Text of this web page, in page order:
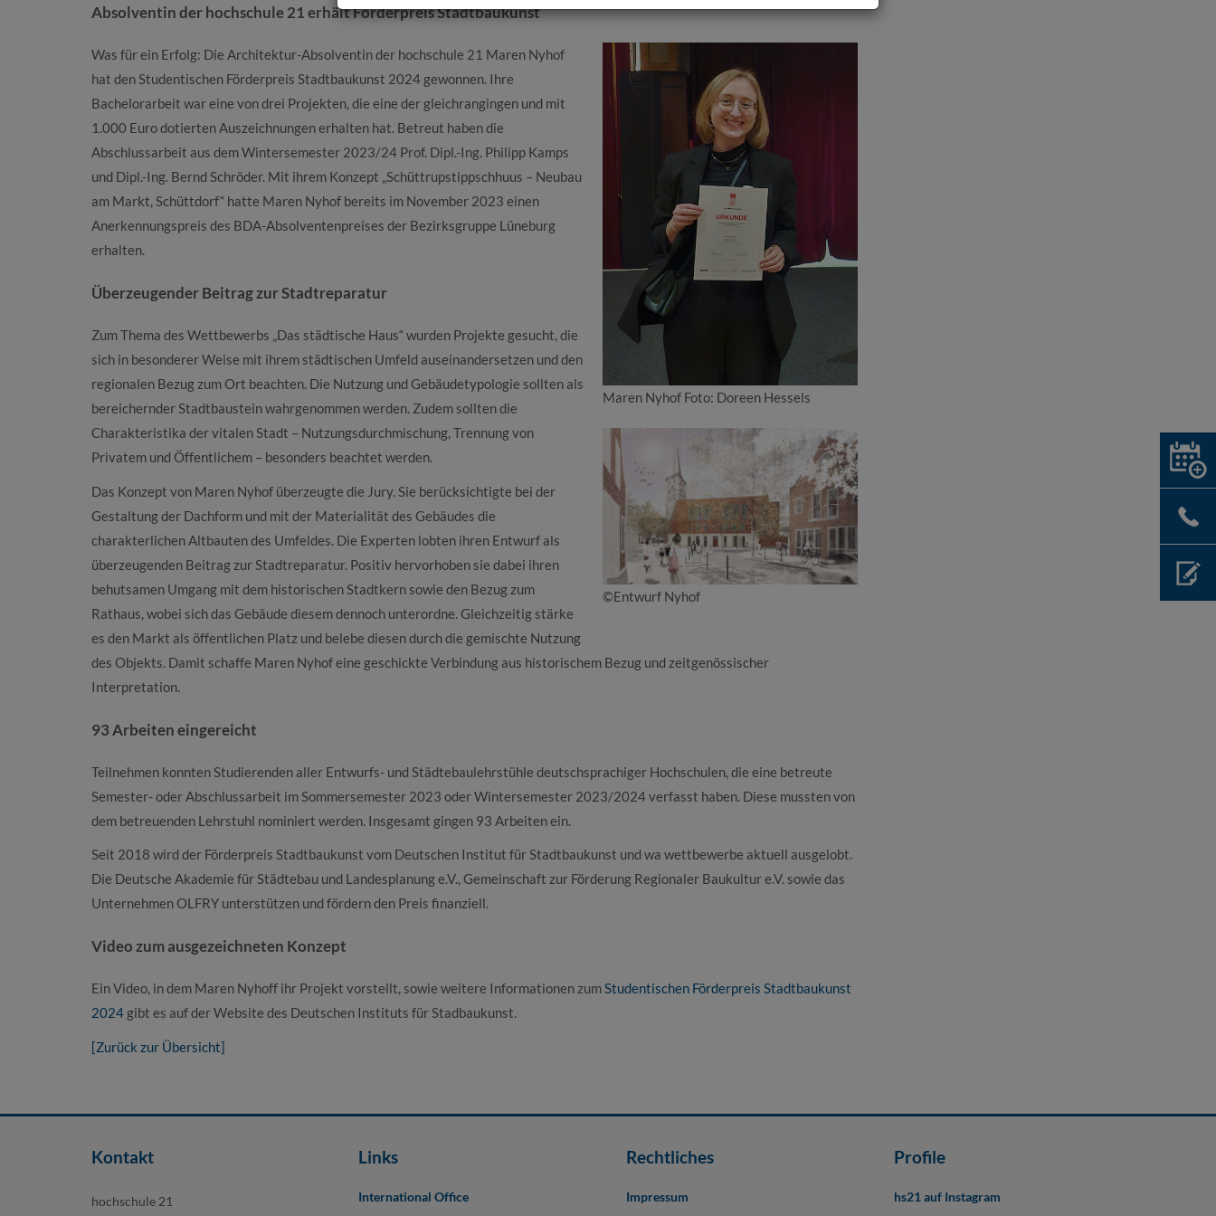
Absolventin der hochschule 21 erhält Förderpreis Stadtbaukunst
Maren Nyhof Foto: Doreen Hessels
©Entwurf Nyhof
Was für ein Erfolg: Die Architektur-Absolventin der hochschule 21 Maren Nyhof
hat den Studentischen Förderpreis Stadtbaukunst 2024 gewonnen. Ihre
Bachelorarbeit war eine von drei Projekten, die eine der gleichrangingen und mit
1.000 Euro dotierten Auszeichnungen erhalten hat. Betreut haben die
Abschlussarbeit aus dem Wintersemester 2023/24 Prof. Dipl.-Ing. Philipp Kamps
und Dipl.-Ing. Bernd Schröder. Mit ihrem Konzept „Schüttrupstippschhuus – Neubau
am Markt, Schüttdorf“ hatte Maren Nyhof bereits im November 2023 einen
Anerkennungspreis des BDA-Absolventenpreises der Bezirksgruppe Lüneburg
erhalten.
Überzeugender Beitrag zur Stadtreparatur
Zum Thema des Wettbewerbs „Das städtische Haus“ wurden Projekte gesucht, die
sich in besonderer Weise mit ihrem städtischen Umfeld auseinandersetzen und den
regionalen Bezug zum Ort beachten. Die Nutzung und Gebäudetypologie sollten als
bereichernder Stadtbaustein wahrgenommen werden. Zudem sollten die
Charakteristika der vitalen Stadt – Nutzungsdurchmischung, Trennung von
Privatem und Öffentlichem – besonders beachtet werden.
Das Konzept von Maren Nyhof überzeugte die Jury. Sie berücksichtigte bei der
Gestaltung der Dachform und mit der Materialität des Gebäudes die
charakterlichen Altbauten des Umfeldes. Die Experten lobten ihren Entwurf als
überzeugenden Beitrag zur Stadtreparatur. Positiv hervorhoben sie dabei ihren
behutsamen Umgang mit dem historischen Stadtkern sowie den Bezug zum
Rathaus, wobei sich das Gebäude diesem dennoch unterordne. Gleichzeitig stärke
es den Markt als öffentlichen Platz und belebe diesen durch die gemischte Nutzung
des Objekts. Damit schaffe Maren Nyhof eine geschickte Verbindung aus historischem Bezug und zeitgenössischer
Interpretation.
93 Arbeiten eingereicht
Teilnehmen konnten Studierenden aller Entwurfs- und Städtebaulehrstühle deutschsprachiger Hochschulen, die eine betreute
Semester- oder Abschlussarbeit im Sommersemester 2023 oder Wintersemester 2023/2024 verfasst haben. Diese mussten von
dem betreuenden Lehrstuhl nominiert werden. Insgesamt gingen 93 Arbeiten ein.
Seit 2018 wird der Förderpreis Stadtbaukunst vom Deutschen Institut für Stadtbaukunst und wa wettbewerbe aktuell ausgelobt.
Die Deutsche Akademie für Städtebau und Landesplanung e.V., Gemeinschaft zur Förderung Regionaler Baukultur e.V. sowie das
Unternehmen OLFRY unterstützen und fördern den Preis finanziell.
Video zum ausgezeichneten Konzept
Ein Video, in dem Maren Nyhoff ihr Projekt vorstellt, sowie weitere Informationen zumStudentischen Förderpreis Stadtbaukunst
2024gibt es auf der Website des Deutschen Instituts für Stadbaukunst.
[Zurück zur Übersicht]
Kontakt
hochschule 21
Links
International Office
Rechtliches
Impressum
Profile
hs21 auf Instagram